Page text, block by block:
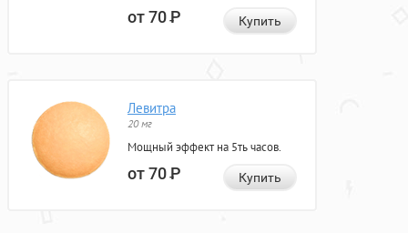
от 70Р Купить
Левитра
20 мг
Мощный эффект на 5ть часов.
от 70Р Купить